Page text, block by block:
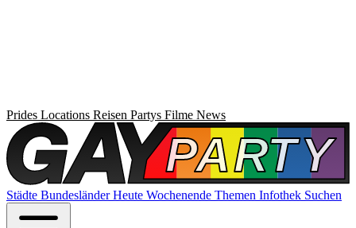
Prides Locations Reisen Partys Filme News
Städte BundesländerHeute Wochenende Themen Infothek Suchen